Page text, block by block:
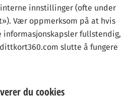
innstillinger (ofte under
Vær oppmerksom på at hvis
informasjonskapsler fullstendig,
slutte å fungere
du cookies